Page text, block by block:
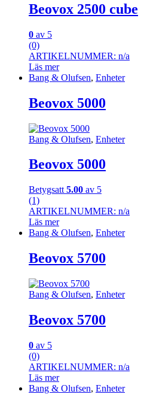
Beovox 2500 cube
0 av 5
(0)
ARTIKELNUMMER: n/a
Läs mer
Bang & Olufsen, Enheter
Beovox 5000
Bang & Olufsen, Enheter
Beovox 5000
Betygsatt 5.00 av 5
(1)
ARTIKELNUMMER: n/a
Läs mer
Bang & Olufsen, Enheter
Beovox 5700
Bang & Olufsen, Enheter
Beovox 5700
0 av 5
(0)
ARTIKELNUMMER: n/a
Läs mer
Bang & Olufsen, Enheter